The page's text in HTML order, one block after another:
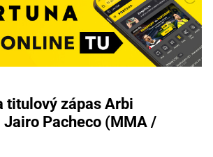
titulový zápas Arbi
Jairo Pacheco (MMA /